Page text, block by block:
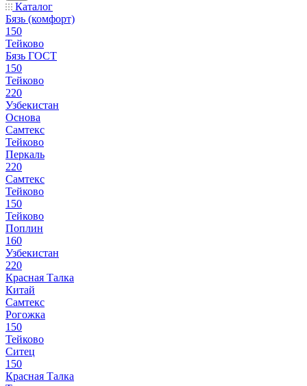
Каталог
Бязь (комфорт)
150
Тейково
Бязь ГОСТ
150
Тейково
220
Узбекистан
Основа
Самтекс
Тейково
Перкаль
220
Самтекс
Тейково
150
Тейково
Поплин
160
Узбекистан
220
Красная Талка
Китай
Самтекс
Рогожка
150
Тейково
Ситец
150
Красная Талка